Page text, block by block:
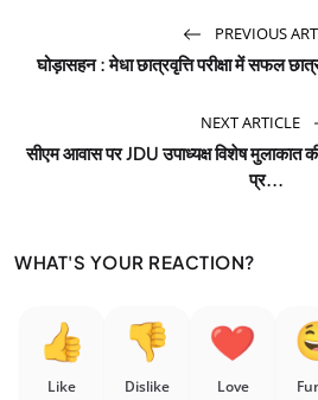
PREVIOUS
घोड़ासहन : मेधा छात्रवृत्ति परीक्षा में सफल
NEXT ARTICLE
सीएम आवास पर JDU उपाध्यक्ष विशेष मुलाकात
प्र...
WHAT'S YOUR REACTION?
Like Dislike Love